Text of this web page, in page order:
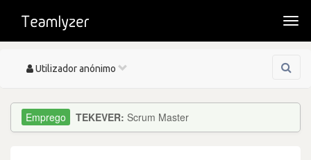
Toggle
Utilizador anónimo
TEKEVER: Scrum Master